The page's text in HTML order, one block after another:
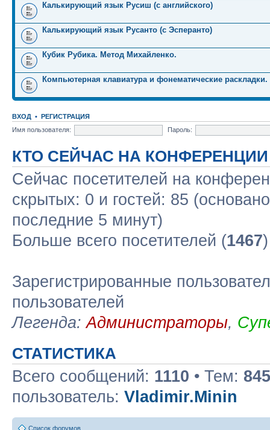
Калькирующий язык Русиш (с английского)
Калькирующий язык Русанто (с Эсперанто)
Кубик Рубика. Метод Михайленко.
Компьютерная клавиатура и фонематические раскладки.
ВХОД • РЕГИСТРАЦИЯ
Имя пользователя:
Пароль:
КТО СЕЙЧАС НА КОНФЕРЕНЦИИ
Сейчас посетителей на
скрытых: 0 и гостей: 85
последние 5 минут)
Больше всего посетителей (1467
Зарегистрированные
пользователей
Легенда:Администраторы,
СТАТИСТИКА
Всего сообщений: 1110 • Тем: 845
пользователь: Vladimir.Minin
Список форумов